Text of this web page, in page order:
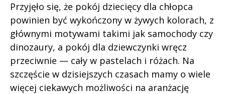
Przyjęło się, że pokój dziecięcy dla chłopca
powinien być wykończony w żywych kolorach, z
głównymi motywami takimi jak samochody czy
dinozaury, a pokój dla dziewczynki wręcz
przeciwnie — cały w pastelach i różach. Na
szczęście w dzisiejszych czasach mamy o wiele
więcej ciekawych możliwości na aranżację